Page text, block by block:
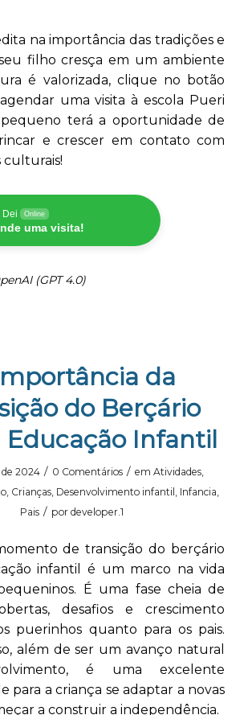
na importância das tradições e
filho cresça em um ambiente
é valorizada, clique no botão
uma visita à escola Pueri
pequeno terá a oportunidade de
e crescer em contato com
culturais!
Dei Online
uma visita!
(GPT 4.0)
da
do Berçário
Educação Infantil
de 2024 / 0 Comentários / emAtividades
Crianças Desenvolvimento infantil Infancia
Pais / pordeveloper.1
de transição do berçário
infantil é um marco na vida
É uma fase cheia de
desafios e crescimento
puerinhos quanto para os pais.
além de ser um avanço natural
é uma excelente
para a criança se adaptar a novas
a construir a independência.